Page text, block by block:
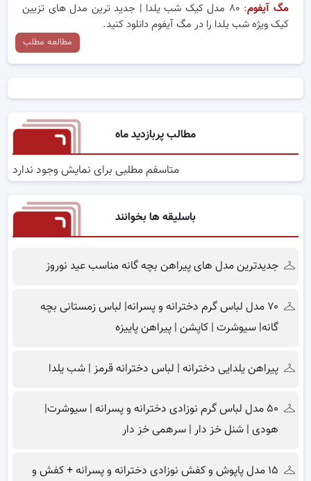
مگ آیفوم
: ۸۰ مدل کیک شب یلدا | جدید ترین مدل های تزیین
کیک ویژه شب یلدا را در مگ آیفوم دانلود کنید.
مطالعه مطلب
مطالب پربازدید ماه
متاسفم مطلبی برای نمایش وجود ندارد
باسلیقه ها بخوانند
جدیدترین مدل های پیراهن بچه گانه مناسب عید نوروز
۷۰ مدل لباس گرم دخترانه و پسرانه| لباس زمستانی بچه
گانه| سیوشرت | کاپشن | پیراهن پاییزه
پیراهن یلدایی دخترانه | لباس دخترانه قرمز | شب یلدا
۵۰ مدل لباس گرم نوزادی دخترانه و پسرانه | سیوشرت|
هودی | شنل خز دار | سرهمی خز دار
۱۵ مدل پاپوش و کفش نوزادی دخترانه و پسرانه + کفش و